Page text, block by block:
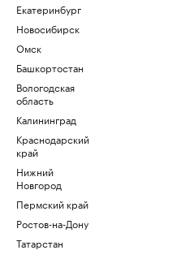
Екатеринбург
Новосибирск
Омск
Башкортостан
Вологодская
область
Калининград
Краснодарский
край
Нижний
Новгород
Пермский край
Ростов-на-Дону
Татарстан